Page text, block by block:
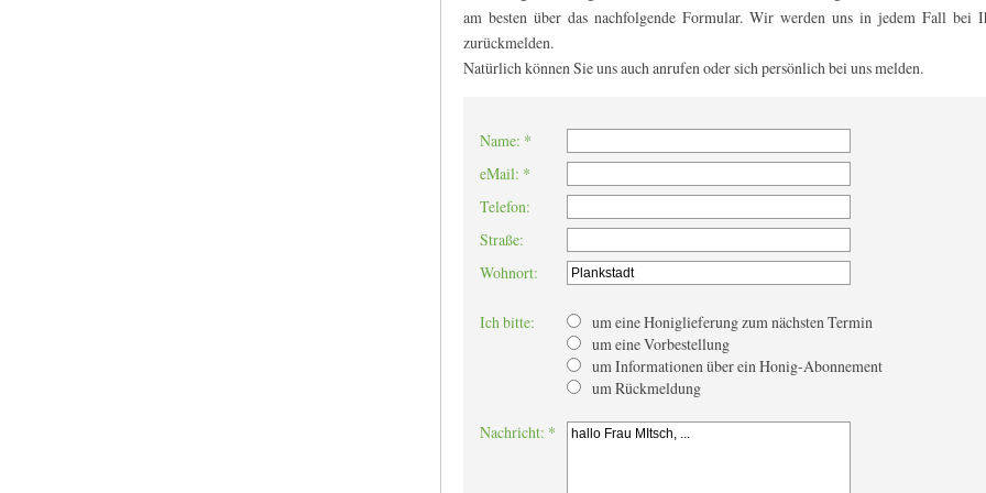
am besten über das nachfolgende Formular. Wir werden uns in jedem Fall bei
zurückmelden.
Natürlich können Sie uns auch anrufen oder sich persönlich bei uns melden.
Name: *
eMail: *
Telefon:
Straße:
Wohnort:
Ich bitte:
um eine Honiglieferung zum nächsten Termin
um eine Vorbestellung
um Informationen über ein Honig-Abonnement
um Rückmeldung
Nachricht: *